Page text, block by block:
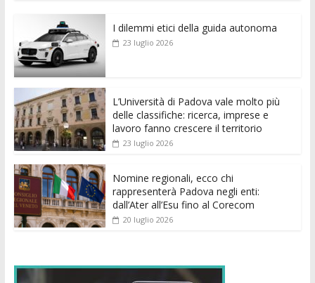
e
b
o
o
k
itt
er
ai
l s
p
ss
e
er
di e di
I dilemmi etici della guida autonoma
23 luglio 2026
L’Università di Padova vale molto più
delle classifiche: ricerca, imprese e
lavoro fanno crescere il territorio
23 luglio 2026
Nomine regionali, ecco chi
rappresenterà Padova negli enti:
dall’Ater all’Esu fino al Corecom
20 luglio 2026